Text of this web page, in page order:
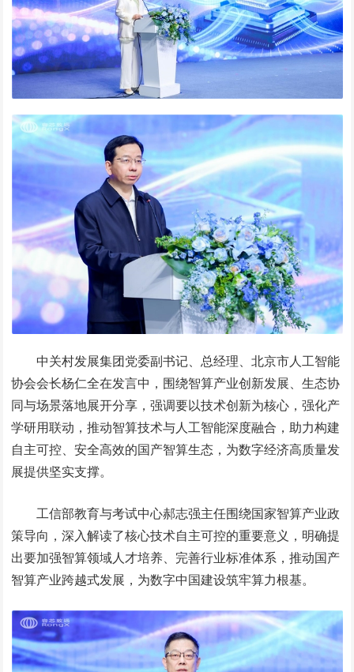
中关村发展集团党委副书记、总经理、北京市人工智能
协会会长杨仁全在发言中，围绕智算产业创新发展、生态协
同与场景落地展开分享，强调要以技术创新为核心，强化产
学研用联动，推动智算技术与人工智能深度融合，助力构建
自主可控、安全高效的国产智算生态，为数字经济高质量发
展提供坚实支撑。
工信部教育与考试中心郝志强主任围绕国家智算产业政
策导向，深入解读了核心技术自主可控的重要意义，明确提
出要加强智算领域人才培养、完善行业标准体系，推动国产
智算产业跨越式发展，为数字中国建设筑牢算力根基。